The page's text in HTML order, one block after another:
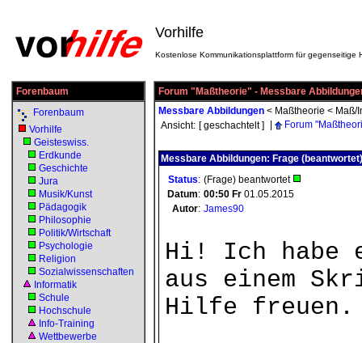
Vorhilfe
Kostenlose Kommunikationsplattform für gegenseitige
Forenbaum
Forenbaum
Vorhilfe
Geisteswiss.
Erdkunde
Geschichte
Jura
Musik/Kunst
Pädagogik
Philosophie
Politik/Wirtschaft
Psychologie
Religion
Sozialwissenschaften
Informatik
Schule
Hochschule
Info-Training
Wettbewerbe
Forum "Maßtheorie" - Messbare
Messbare Abbildungen < Maßtheorie < Maß/
Ansicht: [ geschachtelt ] Forum
Messbare Abbildungen: Frage (beantwortet)
Status: (Frage) beantwortet
Datum: 00:50 Fr 01.05.2015
Autor: James90
Hi! Ich habe
aus einem
Hilfe freuen.